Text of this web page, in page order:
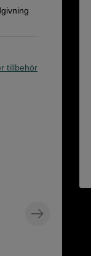
tillbehör